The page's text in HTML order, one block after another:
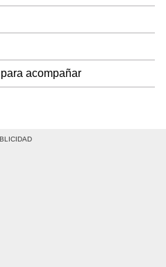
acompañar